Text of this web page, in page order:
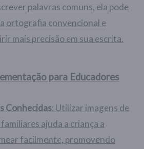
palavras comuns, ela pode
ortografia convencional e
mais precisão em sua escrita.
para Educadores
Conhecidas: Utilizar imagens de
ajuda a criança a
facilmente, promovendo